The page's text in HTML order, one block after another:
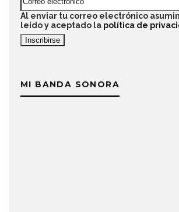
Al enviar tu correo electrónico
leído y aceptado la política de
MI BANDA SONORA